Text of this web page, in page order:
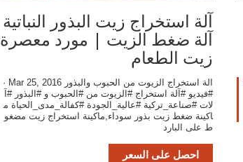
آلة استخراج زيت البذور النباتية
آلة ضغط الزيت | مورد معصرة
زيت الطعام
الة استخراج الزيوت من الحبوب والبذور Mar 25, 2016 ·
#فيديو #آلة استخراج #الزيوت من #الحبوب و #البذور #آ
لات #صناعة_تركية #عالية_الجودة #كفالة_مدى_الحياة م
اكينة ضغط زيت بذور سوداء,ماكينة استخراج زيت مضغو
ط على البارد
احصل على السعر